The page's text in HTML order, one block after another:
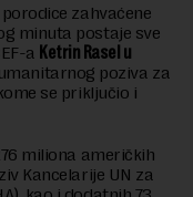
zahvaćene
minuta postaje sve
a Ketrin Rasel u
poziva za
se priključio i
miliona američkih
Kancelarije UN za